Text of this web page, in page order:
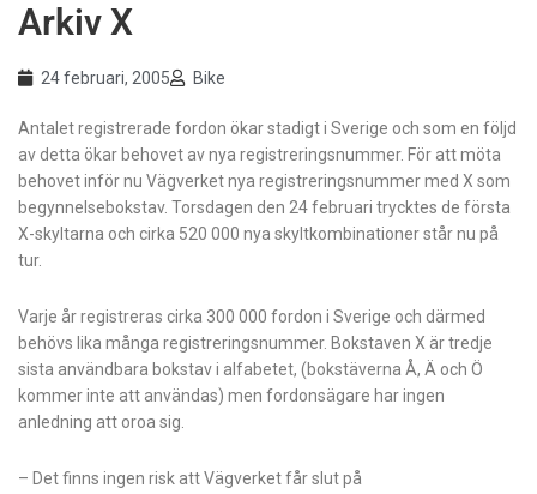
Arkiv X
24 februari, 2005 Bike
Antalet registrerade fordon ökar stadigt i Sverige och som en följd
av detta ökar behovet av nya registreringsnummer. För att möta
behovet inför nu Vägverket nya registreringsnummer med X som
begynnelsebokstav. Torsdagen den 24 februari trycktes de första
X-skyltarna och cirka 520 000 nya skyltkombinationer står nu på
tur.
Varje år registreras cirka 300 000 fordon i Sverige och därmed
behövs lika många registreringsnummer. Bokstaven X är tredje
sista användbara bokstav i alfabetet, (bokstäverna Å, Ä och Ö
kommer inte att användas) men fordonsägare har ingen
anledning att oroa sig.
– Det finns ingen risk att Vägverket får slut på